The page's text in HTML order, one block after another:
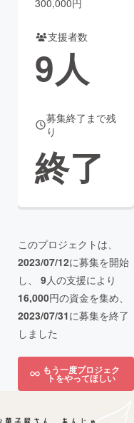
Creation
コミュニティ
300,000円
支援者数
9人
募集終了まで残
り
終了
このプロジェクトは、
2023/07/12に募集を開始
し、 9人の支援により
16,000円の資金を集め、
2023/07/31に募集を終了
しました
もう一度プロジェク
トをやってほしい